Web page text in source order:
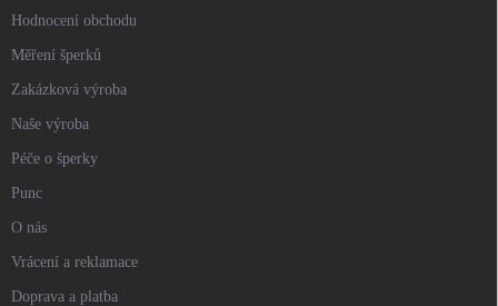
Hodnocení obchodu
Měření šperků
Zakázková výroba
Naše výroba
Péče o šperky
Punc
O nás
Vrácení a reklamace
Doprava a platba